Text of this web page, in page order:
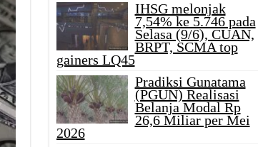
IHSG melonjak
7,54% ke 5.746 pada
Selasa (9/6), CUAN,
BRPT, SCMA top
gainers LQ45
Pradiksi Gunatama
(PGUN) Realisasi
Belanja Modal Rp
26,6 Miliar per Mei
2026